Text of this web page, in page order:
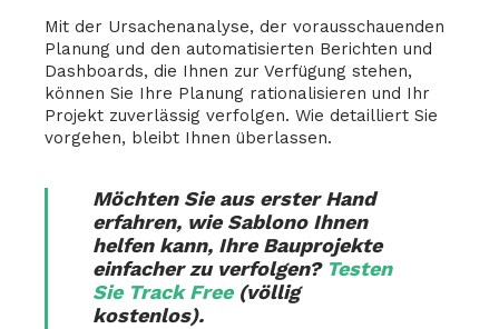
Mit der Ursachenanalyse, der vorausschauenden
Planung und den automatisierten Berichten und
Dashboards, die Ihnen zur Verfügung stehen,
können Sie Ihre Planung rationalisieren und Ihr
Projekt zuverlässig verfolgen. Wie detailliert Sie
vorgehen, bleibt Ihnen überlassen.
Möchten Sie aus erster Hand
erfahren, wie Sablono Ihnen
helfen kann, Ihre Bauprojekte
einfacher zu verfolgen? Testen
Sie Track Free(völlig
kostenlos).